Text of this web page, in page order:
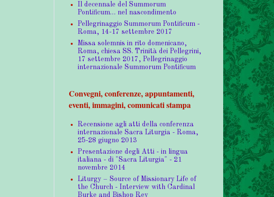
Il decennale del Summorum
Pontificum… nel nascondimento
Pellegrinaggio Summorum Pontificum -
Roma, 14-17 settembre 2017
Missa solemnis in rito domenicano,
Roma, chiesa SS. Trinità dei Pellegrini,
17 settembre 2017, Pellegrinaggio
internazionale Summorum Pontificum
Convegni, conferenze, appuntamenti,
eventi, immagini, comunicati stampa
Recensione agli atti della conferenza
internazionale Sacra Liturgia - Roma,
25-28 giugno 2013
Presentazione degli Atti - in lingua
italiana - di "Sacra Liturgia" - 21
novembre 2014
Liturgy – Source of Missionary Life of
the Church - Interview with Cardinal
Burke and Bishop Rey